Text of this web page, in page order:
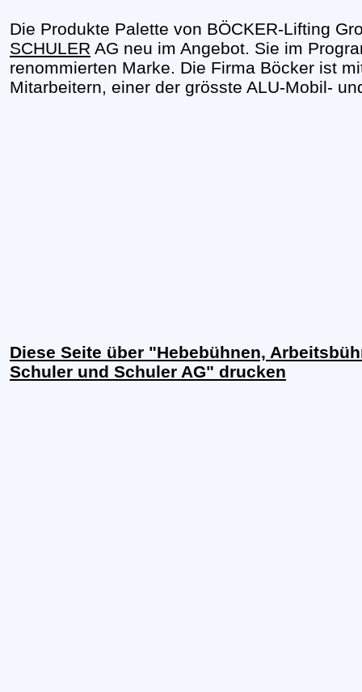
Die Produkte Palette von BÖCKER-Lifting
SCHULER AG neu im Angebot. Sie im
renommierten Marke. Die Firma Böcker ist
Mitarbeitern, einer der grösste ALU-Mobil-
Diese Seite über "Hebebühnen,
Schuler und Schuler AG" drucken